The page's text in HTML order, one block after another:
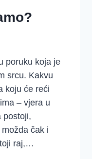
poruku koja je
srcu. Kakvu
koju će reći
– vjera u
postoji,
čak i
raj,…